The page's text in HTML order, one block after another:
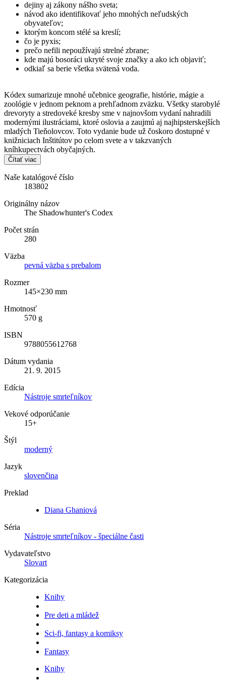
dejiny aj zákony nášho sveta;
návod ako identifikovať jeho mnohých neľudských
obyvateľov;
ktorým koncom stélé sa kreslí;
čo je pyxis;
prečo nefili nepoužívajú strelné zbrane;
kde majú bosoráci ukryté svoje značky a ako ich objaviť;
odkiaľ sa berie všetka svätená voda.
Kódex sumarizuje mnohé učebnice geografie, histórie, mágie a
zoológie v jednom peknom a prehľadnom zväzku. Všetky starobylé
drevoryty a stredoveké kresby sme v najnovšom vydaní nahradili
modernými ilustráciami, ktoré oslovia a zaujmú aj najhipsterskejších
mladých Tieňolovcov. Toto vydanie bude už čoskoro dostupné v
knižniciach Inštitútov po celom svete a v takzvaných
kníhkupectvách obyčajných.
Čítať viac
Naše katalógové číslo
183802
Originálny názov
The Shadowhunter's Codex
Počet strán
280
Väzba
pevná väzba s prebalom
Rozmer
145×230 mm
Hmotnosť
570 g
ISBN
9788055612768
Dátum vydania
21. 9. 2015
Edícia
Nástroje smrteľníkov
Vekové odporúčanie
15+
Štýl
moderný
Jazyk
slovenčina
Preklad
Diana Ghaniová
Séria
Nástroje smrteľníkov - špeciálne časti
Vydavateľstvo
Slovart
Kategorizácia
Knihy
Pre deti a mládež
Sci-fi, fantasy a komiksy
Fantasy
Knihy